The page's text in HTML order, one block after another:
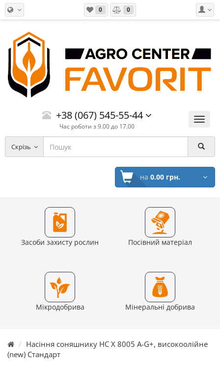
0 0
Меню
+38 (067) 545-55-44
Час роботи з 9.00 до 17.00
Скрізь
на 0.00 грн.
Засоби захисту рослин Посівний матеріал
Мікродобрива Мінеральні добрива
Насіння соняшнику НС Х 8005 A-G+, високоолійне
(new) Стандарт